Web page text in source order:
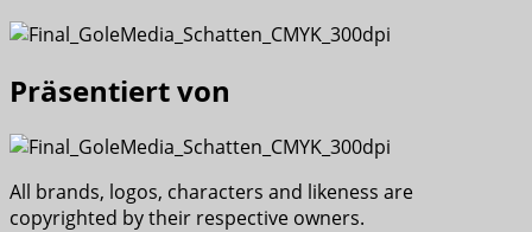
Präsentiert von
All brands, logos, characters and likeness are
copyrighted by their respective owners.